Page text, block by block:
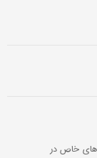
خاص در